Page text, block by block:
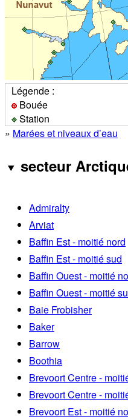
Légende :
Bouée
Station
» Marées et niveaux d’eau
secteur
Admiralty
Arviat
Baffin Est - moitié nord
Baffin Est - moitié sud
Baffin Ouest - moitié
Baffin Ouest - moitié
Baie Frobisher
Baker
Barrow
Boothia
Brevoort Centre -
Brevoort Centre -
Brevoort Est - moitié